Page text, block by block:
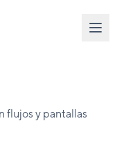
flujos y pantallas